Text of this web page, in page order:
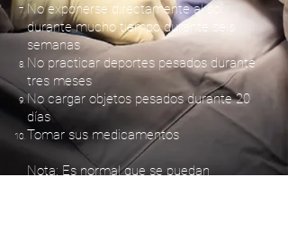
No exponerse directamente al sol
durante mucho tiempo durante seis
semanas
No practicar deportes pesados durante
tres meses
No cargar objetos pesados durante 20
días
Tomar sus medicamentos
Nota: Es normal que se puedan